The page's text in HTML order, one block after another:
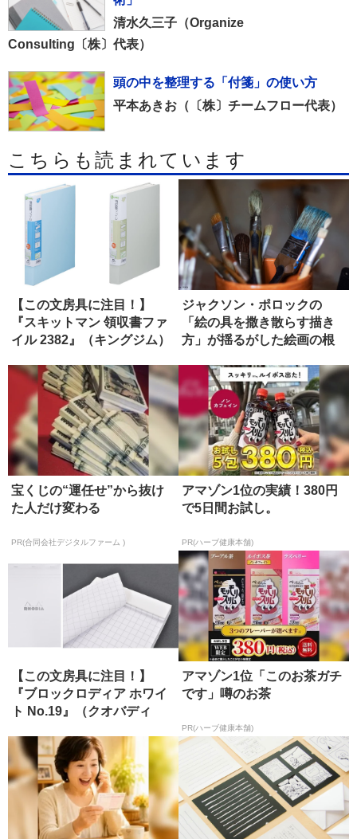
清水久三子（Organize
Consulting〔株〕代表）
頭の中を整理する「付箋」の使い方
平本あきお（〔株〕チームフロー代表）
こちらも読まれています
【この文房具に注目！】
『スキットマン 領収書ファ
イル 2382』（キングジム）
ジャクソン・ポロックの
「絵の具を撒き散らす描き
方」が揺るがした絵画の根
宝くじの“運任せ”から抜け
た人だけ変わる
PR(合同会社デジタルファーム )
アマゾン1位の実績！380円
で5日間お試し。
PR(ハーブ健康本舗)
【この文房具に注目！】
『ブロックロディア ホワイ
ト No.19』（クオバディ
アマゾン1位「このお茶ガチ
です」噂のお茶
PR(ハーブ健康本舗)